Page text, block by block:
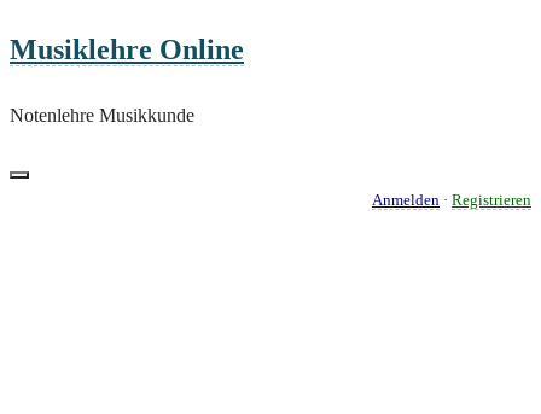
Skip
to
content
Musiklehre Online
Notenlehre Musikkunde
Anmelden · Registrieren